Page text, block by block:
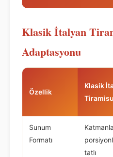
Klasik İtalyan
Adaptasyonu
Özellik
Klasik
Tiramisu
Sunum
Formatı
tatlı